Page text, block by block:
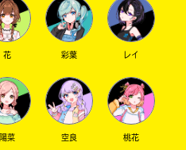
花 彩葉 レイ
陽菜 空良 桃花